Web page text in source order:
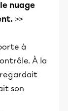
le nuage
>>
à
À la
regardait
son